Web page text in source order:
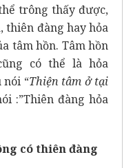
trông thấy được,
thiên đàng hay hỏa
tâm hồn. Tâm hồn
có thể là hỏa
nói “Thiện tâm ở tại
:”Thiên đàng hỏa
có thiên đàng